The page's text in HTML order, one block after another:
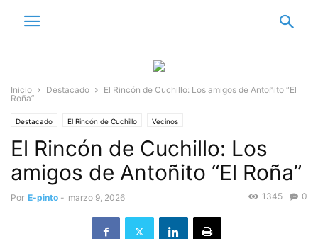
Inicio Destacado
El Rincón de Cuchillo: Los amigos de Antoñito “El
Roña”
Destacado El Rincón de Cuchillo Vecinos
El Rincón de Cuchillo: Los
amigos de Antoñito “El Roña”
Por E-pinto - marzo 9, 2026 0
1345